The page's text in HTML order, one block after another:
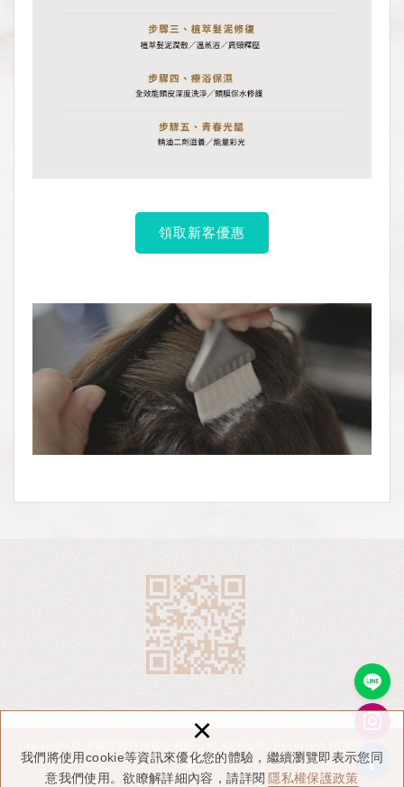
我們將使用cookie等資訊來優化您的體驗，繼續瀏覽即表示您同
意我們使用。欲瞭解詳細內容，請詳閱 隱私權保護政策
×
領取新客優惠
多米諾